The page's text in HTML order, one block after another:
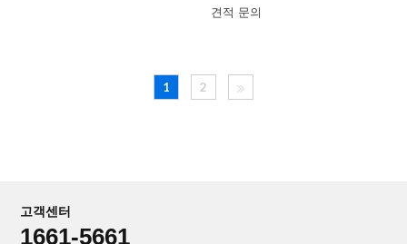
견적 문의
1 2
고객센터
1661-5661